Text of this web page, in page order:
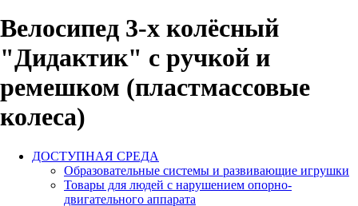
Велосипед 3-х колёсный
"Дидактик" с ручкой и
ремешком (пластмассовые
колеса)
ДОСТУПНАЯ СРЕДА
Образовательные системы и развивающие игрушки
Товары для людей с нарушением опорно-
двигательного аппарата